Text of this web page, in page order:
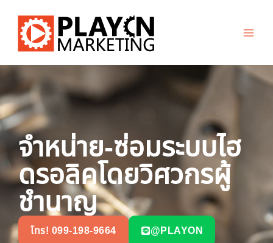
content
จำหน่าย-ซ่อมระบบไฮ
ดรอลิคโดยวิศวกรผู้
ชำนาญ
โทร! 099-198-9664 @PLAYON